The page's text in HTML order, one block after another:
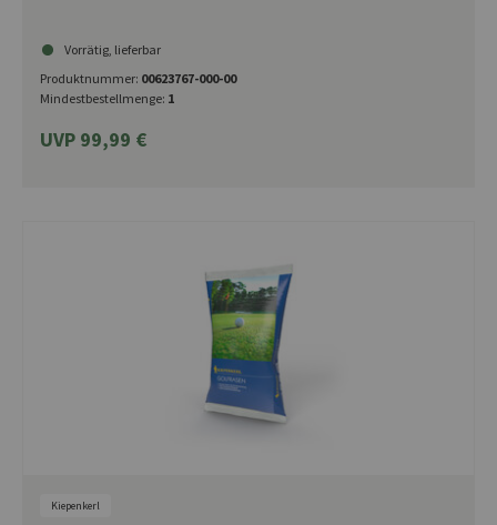
Vorrätig, lieferbar
Produktnummer: 00623767-000-00
Mindestbestellmenge: 1
UVP 99,99 €
Kiepenkerl